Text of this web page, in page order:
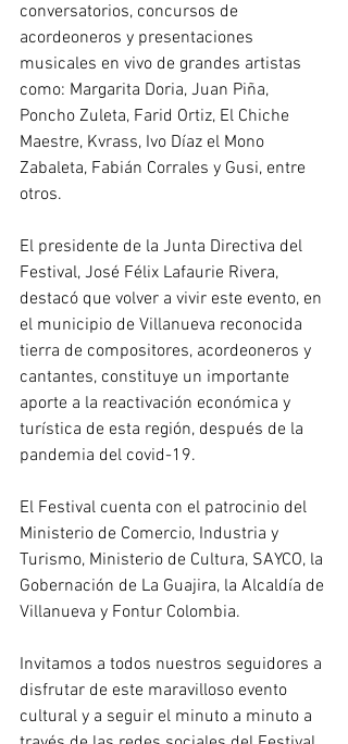
conversatorios, concursos de
acordeoneros y presentaciones
musicales en vivo de grandes artistas
como: Margarita Doria, Juan Piña,
Poncho Zuleta, Farid Ortiz, El Chiche
Maestre, Kvrass, Ivo Díaz el Mono
Zabaleta, Fabián Corrales y Gusi, entre
otros.
El presidente de la Junta Directiva del
Festival, José Félix Lafaurie Rivera,
destacó que volver a vivir este evento, en
el municipio de Villanueva reconocida
tierra de compositores, acordeoneros y
cantantes, constituye un importante
aporte a la reactivación económica y
turística de esta región, después de la
pandemia del covid-19.
El Festival cuenta con el patrocinio del
Ministerio de Comercio, Industria y
Turismo, Ministerio de Cultura, SAYCO, la
Gobernación de La Guajira, la Alcaldía de
Villanueva y Fontur Colombia.
Invitamos a todos nuestros seguidores a
disfrutar de este maravilloso evento
cultural y a seguir el minuto a minuto a